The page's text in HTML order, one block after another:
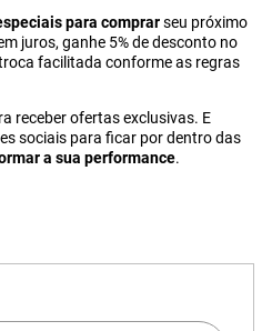
para comprarseu próximo
juros, ganhe 5% de desconto no
facilitada conforme as regras
receber ofertas exclusivas. E
sociais para ficar por dentro das
a sua performance.